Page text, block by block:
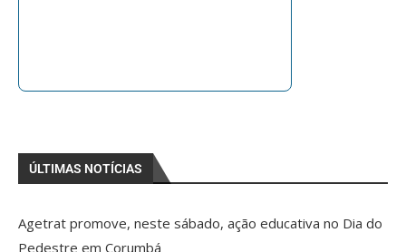
ÚLTIMAS NOTÍCIAS
Agetrat promove, neste sábado, ação educativa no Dia do
Pedestre em Corumbá